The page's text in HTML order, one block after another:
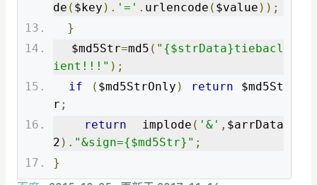
de ( $key ). '=' . urlencode ( $value ));
}
  $md5Str
=md5 ( "{$strData}tiebacl
ient!!!" );
if
( $md5StrOnly ) return $md5St
r ;
return implode ( '&' , $arrData
2 ). "&sign={$md5Str}" ;
}